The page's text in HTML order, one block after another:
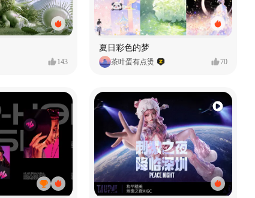
143
夏日彩色的梦
茶叶蛋有点烫 70